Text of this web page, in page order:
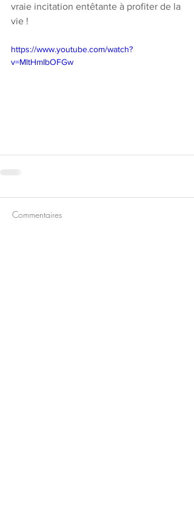
vraie incitation entêtante à profiter de la
vie !
https://www.youtube.com/watch?
v=MltHmIbOFGw
Commentaires